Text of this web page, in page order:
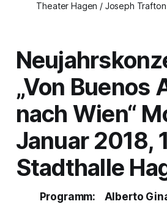
Theater Hagen / Joseph
„Von Buenos
nach Wien“
Januar 2018,
Stadthalle
Programm:
Alberto